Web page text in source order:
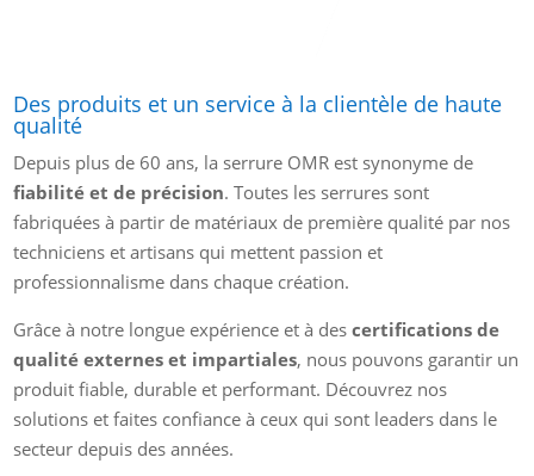
Des produits et un service à la clientèle de haute
qualité
Depuis plus de 60 ans, la serrure OMR est synonyme de
fiabilité et de précision. Toutes les serrures sont
fabriquées à partir de matériaux de première qualité par nos
techniciens et artisans qui mettent passion et
professionnalisme dans chaque création.
Grâce à notre longue expérience et à descertifications de
qualité externes et impartiales, nous pouvons garantir un
produit fiable, durable et performant. Découvrez nos
solutions et faites confiance à ceux qui sont leaders dans le
secteur depuis des années.